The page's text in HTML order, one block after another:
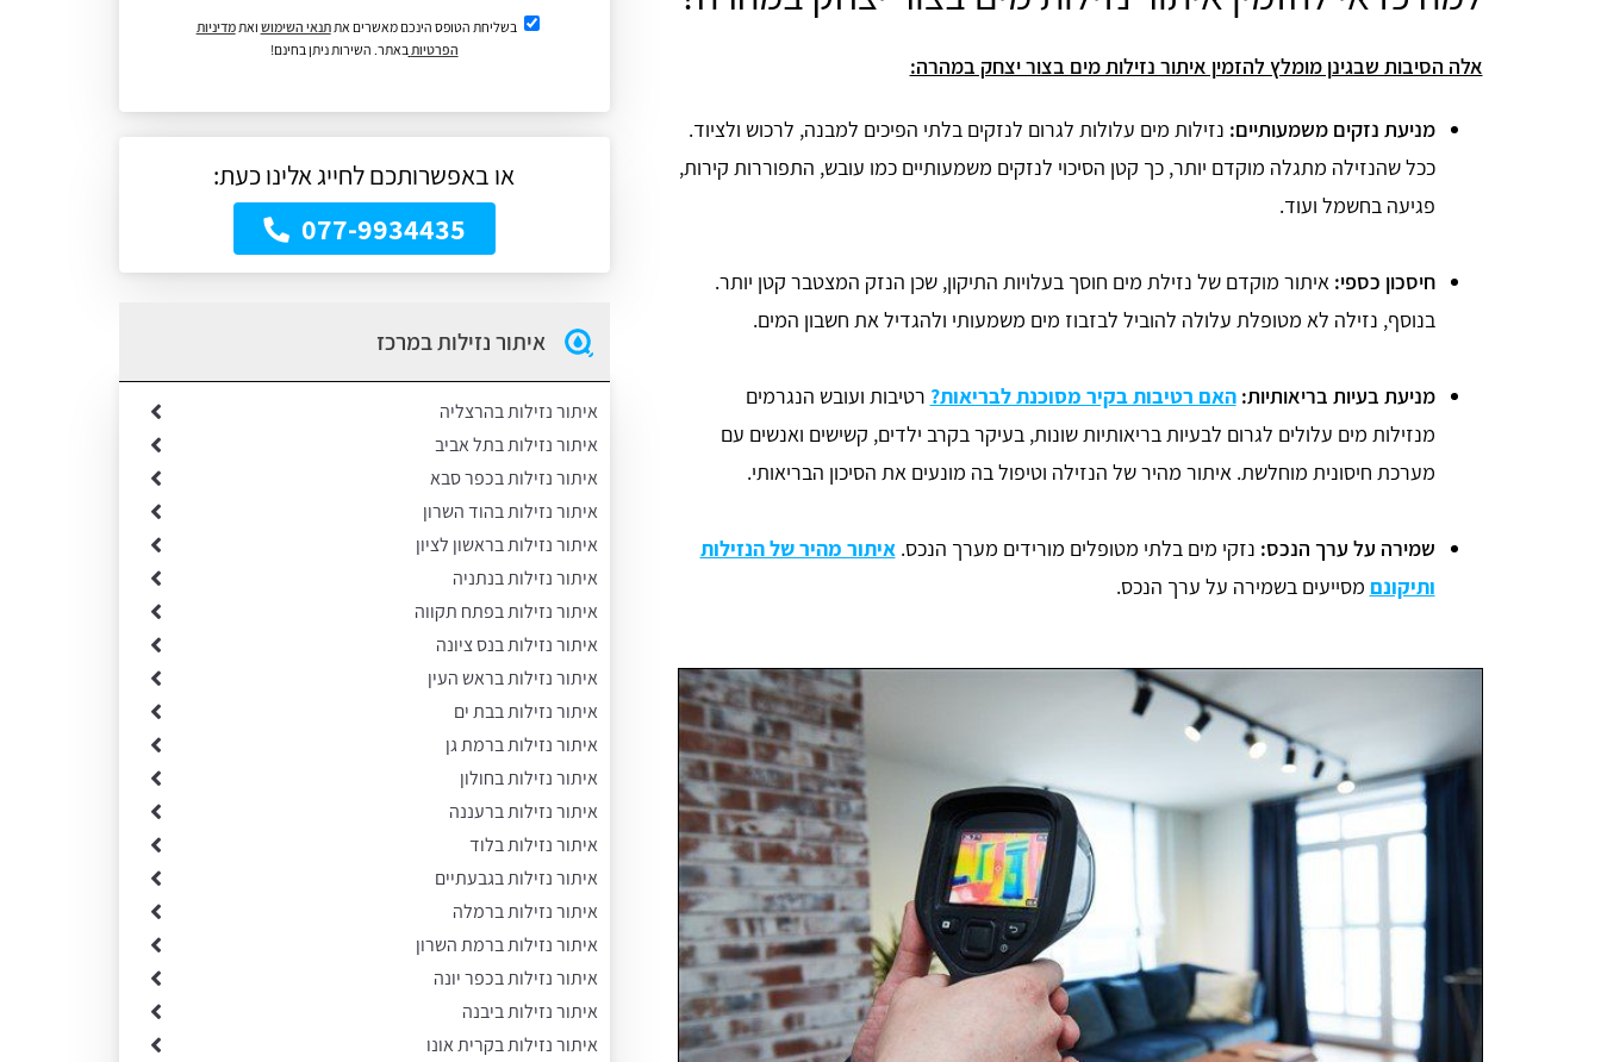
אלה הסיבות שבגינן מומלץ להזמין איתור נזילות מים בצור יצחק במהרה:
מניעת נזקים משמעותיים: נזילות מים עלולות לגרום לנזקים בלתי הפיכים למבנה, לרכוש ולציוד.
ככל שהנזילה מתגלה מוקדם יותר, כך קטן הסיכוי לנזקים משמעותיים כמו עובש, התפוררות קירות,
פגיעה בחשמל ועוד.
חיסכון כספי: איתור מוקדם של נזילת מים חוסך בעלויות התיקון, שכן הנזק המצטבר קטן יותר.
בנוסף, נזילה לא מטופלת עלולה להוביל לבזבוז מים משמעותי ולהגדיל את חשבון המים.
מניעת בעיות בריאותיות:האם רטיבות בקיר מסוכנת לבריאות? רטיבות ועובש הנגרמים
מנזילות מים עלולים לגרום לבעיות בריאותיות שונות, בעיקר בקרב ילדים, קשישים ואנשים עם
מערכת חיסונית מוחלשת. איתור מהיר של הנזילה וטיפול בה מונעים את הסיכון הבריאותי.
שמירה על ערך הנכס: נזקי מים בלתי מטופלים מורידים מערך הנכס.איתור מהיר של הנזילות
ותיקונם מסייעים בשמירה על ערך הנכס.
בשליחת הטופס הינכם מאשרים אתתנאי השימוש ואתמדיניות
הפרטיותבאתר. השירות ניתן בחינם!
או באפשרותכם לחייג אלינו כעת:
077-9934435
איתור נזילות במרכז
איתור נזילות בהרצליה
איתור נזילות בתל אביב
איתור נזילות בכפר סבא
איתור נזילות בהוד השרון
איתור נזילות בראשון לציון
איתור נזילות בנתניה
איתור נזילות בפתח תקווה
איתור נזילות בנס ציונה
איתור נזילות בראש העין
איתור נזילות בבת ים
איתור נזילות ברמת גן
איתור נזילות בחולון
איתור נזילות ברעננה
איתור נזילות בלוד
איתור נזילות בגבעתיים
איתור נזילות ברמלה
איתור נזילות ברמת השרון
איתור נזילות בכפר יונה
איתור נזילות ביבנה
איתור נזילות בקרית אונו